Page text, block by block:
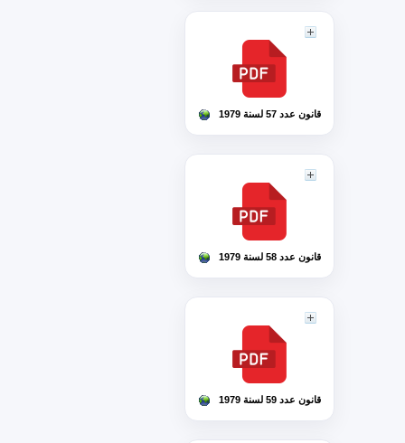
قانون عدد 57 لسنة 1979
قانون عدد 58 لسنة 1979
قانون عدد 59 لسنة 1979